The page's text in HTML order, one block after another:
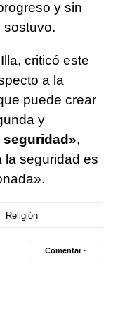
y sin
sostuvo.
criticó este
a la
puede crear
y
,
la seguridad es
Religión
Comentar ·